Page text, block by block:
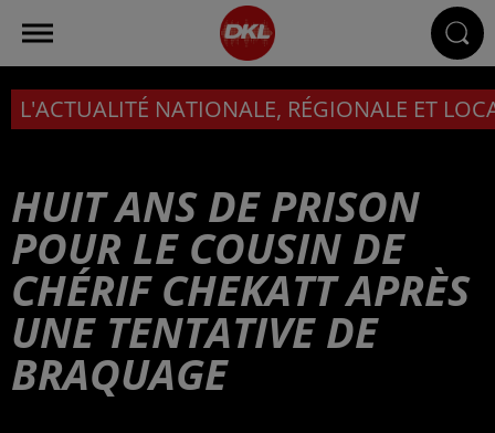
L'ACTUALITÉ NATIONALE, RÉGIONALE ET
HUIT ANS DE PRISON
POUR LE COUSIN DE
CHÉRIF CHEKATT APRÈS
UNE TENTATIVE DE
BRAQUAGE